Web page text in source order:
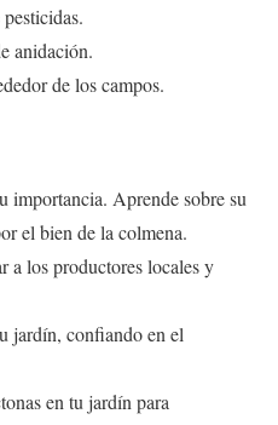
anidación.
de los campos.
importancia. Aprende sobre su
el bien de la colmena.
a los productores locales y
jardín, confiando en el
en tu jardín para